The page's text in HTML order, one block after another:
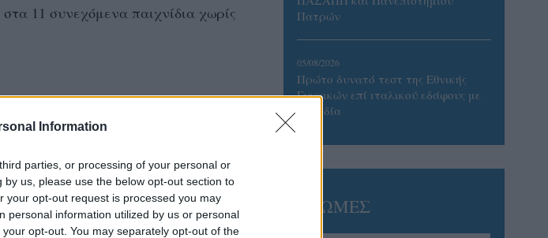
Information
parties, or processing of your personal or
us, please use the below opt-out section to
your opt-out request is processed you may
personal information utilized by us or personal
opt-out. You may separately opt-out of the
11 συνεχόμενα παιχνίδια χωρίς
Πατρών
05/08/2026
Πρώτο δυνατό τεστ της Εθνικής
Γυναικών επί ιταλικού εδάφους με
Σουηδία
ΓΝΩΜΕΣ